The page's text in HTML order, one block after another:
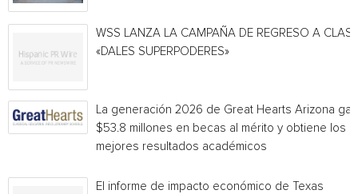
WSS LANZA LA CAMPAÑA DE REGRESO A
«DALES SUPERPODERES»
La generación 2026 de Great Hearts Arizona
$53.8 millones en becas al mérito y obtiene los
mejores resultados académicos
El informe de impacto económico de Texas